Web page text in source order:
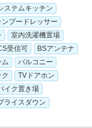
ステムキッチン
ンプードレッサー
室内洗濯機置場
受信可
BSアンテナ
ム
バルコニー
TVドアホン
イク置き場
ライスダウン